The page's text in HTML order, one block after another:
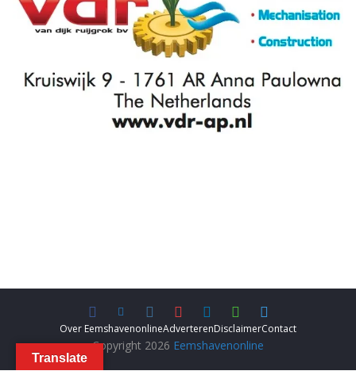
Over EemshavenonlineAdverterenDisclaimerContact
Copyright 2026 Eemshavenonline
Translate